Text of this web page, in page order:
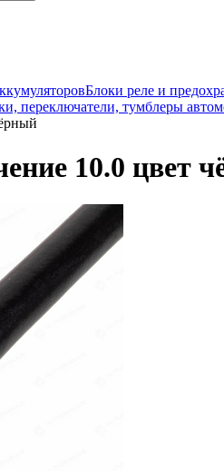
Блоки реле и
переключатели, тумблеры
10.0 цвет